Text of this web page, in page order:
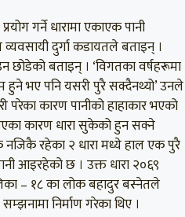
गर्ने धारामा एकाएक पानी
दुर्गा कडायतले बताइन् ।
छोडेको बताइन् । ‘विगतका वर्षहरूमा
हुने भए पनि यसरी पुरै सक्दैनथ्यो’ उनले
कारण पानीको हाहाकार भएको
कारण धारा सुकेको हुन सक्ने
नजिकै रहेका २ धारा मध्ये हाल एक पुरै
आइरहेको छ । उक्त धारा २०६९
– १८ का लोक बहादुर बस्नेतले
निर्माण गरेका थिए ।